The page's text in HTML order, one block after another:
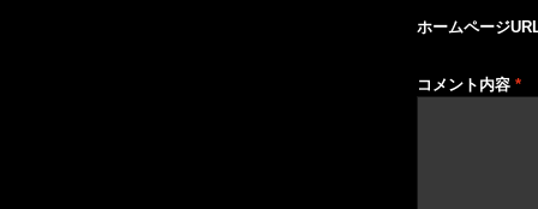
ホームページ
コメント内容 *